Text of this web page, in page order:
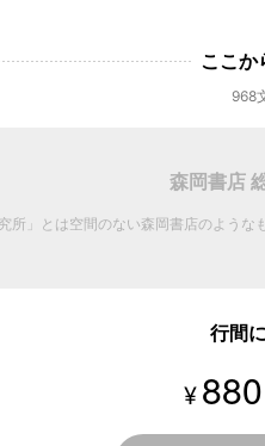
ここか
968
森岡書店
所」とは空間のない森岡書店のような
行間
¥ 880